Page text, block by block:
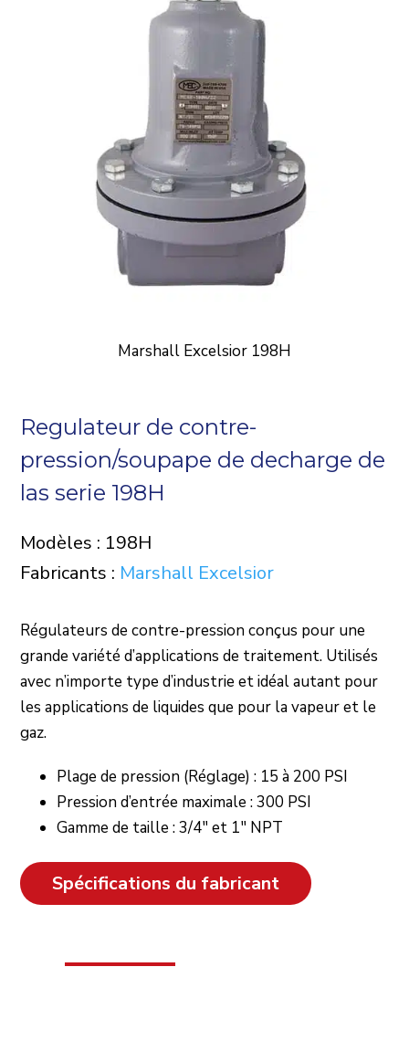
Marshall Excelsior 198H
Regulateur de contre-
pression/soupape de decharge de
las serie 198H
Modèles : 198H
Fabricants : Marshall Excelsior
Régulateurs de contre-pression conçus pour une
grande variété d’applications de traitement. Utilisés
avec n’importe type d’industrie et idéal autant pour
les applications de liquides que pour la vapeur et le
gaz.
Plage de pression (Réglage) : 15 à 200 PSI
Pression d’entrée maximale : 300 PSI
Gamme de taille : 3/4″ et 1″ NPT
Spécifications du fabricant